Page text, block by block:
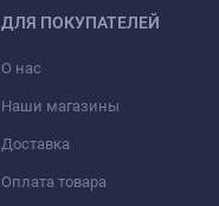
ДЛЯ ПОКУПАТЕЛЕЙ
О нас
Наши магазины
Доставка
Оплата товара